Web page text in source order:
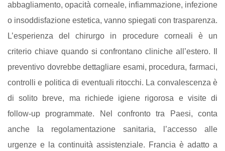
abbagliamento, opacità corneale, infiammazione, infezione
o insoddisfazione estetica, vanno spiegati con trasparenza.
L’esperienza del chirurgo in procedure corneali è un
criterio chiave quando si confrontano cliniche all’estero. Il
preventivo dovrebbe dettagliare esami, procedura, farmaci,
controlli e politica di eventuali ritocchi. La convalescenza è
di solito breve, ma richiede igiene rigorosa e visite di
follow‑up programmate. Nel confronto tra Paesi, conta
anche la regolamentazione sanitaria, l’accesso alle
urgenze e la continuità assistenziale. Francia è adatto a